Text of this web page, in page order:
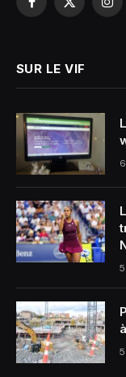
Facebook
X
SUR LE VIF